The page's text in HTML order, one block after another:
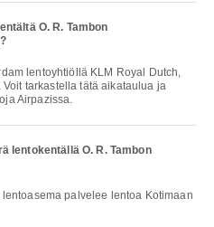
O. R. Tambon
tarkastella tätä aikataulua ja
Airpazissa.
lentokentällä O. R. Tambon